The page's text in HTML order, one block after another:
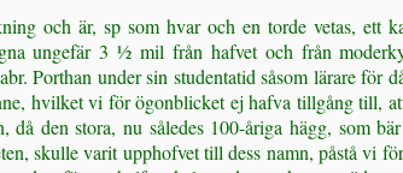
och är, sp som hvar och en torde vetas,
ungefär 3 ½ mil från hafvet och från
Porthan under sin studentatid såsom lärare för
hvilket vi för ögonblicket ej hafva tillgång till,
då den stora, nu således 100-åriga hägg, som
skulle varit upphofvet till dess namn, påstå vi